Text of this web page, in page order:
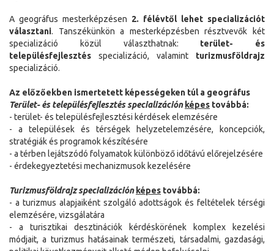
A geográfus mesterképzésen 2. félévtől lehet specializációt
választani. Tanszékünkön a mesterképzésben résztvevők két
specializáció közül választhatnak: terület- és
településfejlesztés specializáció, valamint turizmusföldrajz
specializáció.
Az előzőekben ismertetett képességeken túl a geográfus
Terület- és településfejlesztés specializáción képes továbbá:
- terület- és településfejlesztési kérdések elemzésére
- a települések és térségek helyzetelemzésére, koncepciók,
stratégiák és programok készítésére
- a térben lejátszódó folyamatok különböző időtávú előrejelzésére
- érdekegyeztetési mechanizmusok kezelésére
Turizmusföldrajz specializáción képes továbbá:
- a turizmus alapjaiként szolgáló adottságok és feltételek térségi
elemzésére, vizsgálatára
- a turisztikai desztinációk kérdéskörének komplex kezelési
módjait, a turizmus hatásainak természeti, társadalmi, gazdasági,